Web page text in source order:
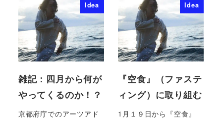
Idea
雑記：四月から何が
やってくるのか！？
京都府庁でのアーツアド
Idea
『空食』（ファステ
ィング）に取り組む
1月１９日から『空食』